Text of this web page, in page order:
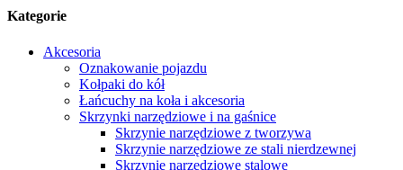
Kategorie
Akcesoria
Oznakowanie pojazdu
Kołpaki do kół
Łańcuchy na koła i akcesoria
Skrzynki narzędziowe i na gaśnice
Skrzynie narzędziowe z tworzywa
Skrzynie narzędziowe ze stali nierdzewnej
Skrzynie narzędziowe stalowe